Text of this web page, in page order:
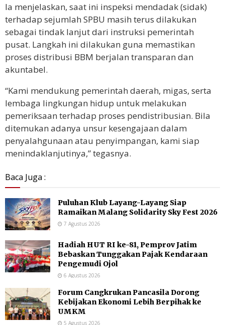
Ia menjelaskan, saat ini inspeksi mendadak (sidak)
terhadap sejumlah SPBU masih terus dilakukan
sebagai tindak lanjut dari instruksi pemerintah
pusat. Langkah ini dilakukan guna memastikan
proses distribusi BBM berjalan transparan dan
akuntabel.
“Kami mendukung pemerintah daerah, migas, serta
lembaga lingkungan hidup untuk melakukan
pemeriksaan terhadap proses pendistribusian. Bila
ditemukan adanya unsur kesengajaan dalam
penyalahgunaan atau penyimpangan, kami siap
menindaklanjutinya,” tegasnya.
Baca Juga :
Puluhan Klub Layang-Layang Siap
Ramaikan Malang Solidarity Sky Fest 2026
7 Agustus 2026
Hadiah HUT RI ke-81, Pemprov Jatim
Bebaskan Tunggakan Pajak Kendaraan
Pengemudi Ojol
6 Agustus 2026
Forum Cangkrukan Pancasila Dorong
Kebijakan Ekonomi Lebih Berpihak ke
UMKM
5 Agustus 2026